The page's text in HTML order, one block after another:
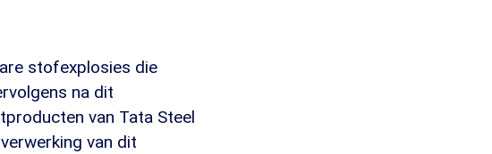
stofexplosies die
na dit
van Tata Steel
van dit